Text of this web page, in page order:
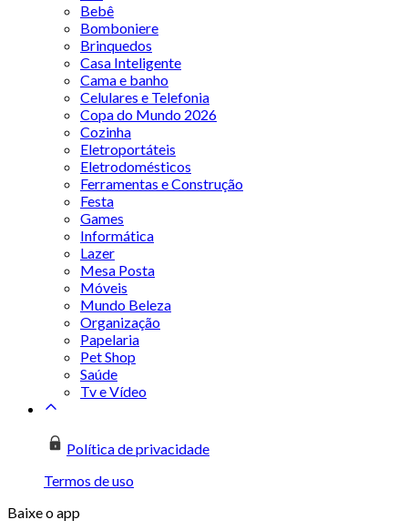
Bebê
Bomboniere
Brinquedos
Casa Inteligente
Cama e banho
Celulares e Telefonia
Copa do Mundo 2026
Cozinha
Eletroportáteis
Eletrodomésticos
Ferramentas e Construção
Festa
Games
Informática
Lazer
Mesa Posta
Móveis
Mundo Beleza
Organização
Papelaria
Pet Shop
Saúde
Tv e Vídeo
Política de privacidade
Termos de uso
Baixe o app